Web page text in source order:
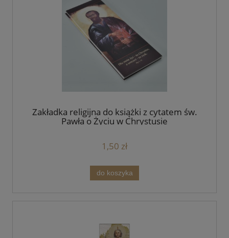
Zakładka religijna do książki z cytatem św.
Pawła o Życiu w Chrystusie
1,50 zł
do koszyka